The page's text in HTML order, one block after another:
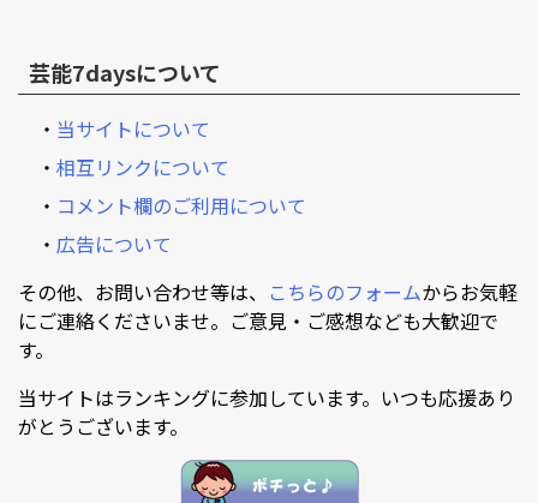
芸能7daysについて
・ 当サイトについて
・ 相互リンクについて
・ コメント欄のご利用について
・ 広告について
その他、お問い合わせ等は、 こちらのフォームからお気軽
にご連絡くださいませ。ご意見・ご感想なども大歓迎で
す。
当サイトはランキングに参加しています。いつも応援あり
がとうございます。